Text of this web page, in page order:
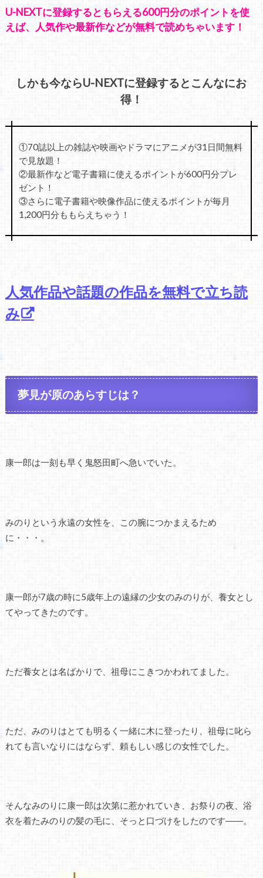
U-NEXTに登録するともらえる600円分のポイントを使
えば、人気作や最新作などが無料で読めちゃいます！
しかも今ならU-NEXTに登録するとこんなにお
得！
①70誌以上の雑誌や映画やドラマにアニメが31日間無料
で見放題！
②最新作など電子書籍に使えるポイントが600円分プレ
ゼント！
③さらに電子書籍や映像作品に使えるポイントが毎月
1,200円分ももらえちゃう！
人気作品や話題の作品を無料で立ち読
み
夢見が原のあらすじは？
康一郎は一刻も早く鬼怒田町へ急いでいた。
みのりという永遠の女性を、この腕につかまえるため
に・・・。
康一郎が7歳の時に5歳年上の遠縁の少女のみのりが、養女とし
てやってきたのです。
ただ養女とは名ばかりで、祖母にこきつかわれてました。
ただ、みのりはとても明るく一緒に木に登ったり、祖母に叱ら
れても言いなりにはならず、頼もしい感じの女性でした。
そんなみのりに康一郎は次第に惹かれていき、お祭りの夜、浴
衣を着たみのりの髪の毛に、そっと口づけをしたのです――。